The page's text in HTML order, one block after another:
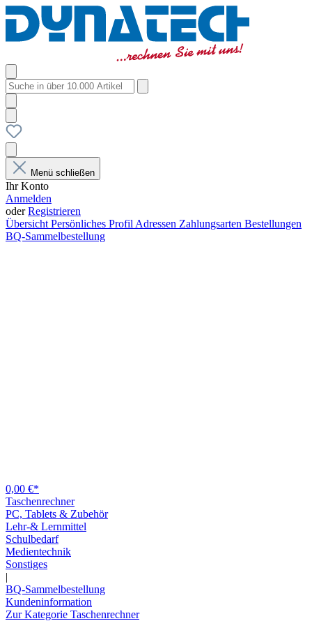
Menü schließen
Ihr Konto
Anmelden
oderRegistrieren
Übersicht Persönliches Profil Adressen Zahlungsarten Bestellungen
BQ-Sammelbestellung
0,00 €*
Taschenrechner
PC, Tablets & Zubehör
Lehr-& Lernmittel
Schulbedarf
Medientechnik
Sonstiges
|
BQ-Sammelbestellung
Kundeninformation
Zur Kategorie Taschenrechner